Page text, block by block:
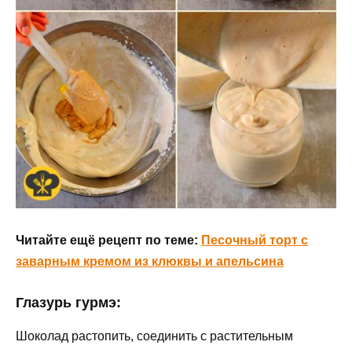
Читайте ещё рецепт по теме: Песочный торт с
заварным кремом из клюквы и апельсина
Глазурь гурмэ:
Шоколад растопить, соединить с растительным